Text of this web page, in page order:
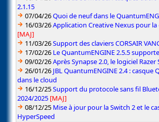
2.1.15
07/04/26Quoi de neuf dans le
16/03/26Application Creative Nexus pour
[MAJ]
11/03/26Support des claviers CORSAIR
17/02/26 Le QuantumENGINE 2.5.5
09/02/26Après Synapse 2.0, le logiciel
26/01/26 JBL QuantumENGINE 2.4 :
dans le cloud
16/12/25Support du protocole sans fil
2024/2025 [MAJ]
08/12/25 Mise à jour pour la Switch 2 et le
HyperSpeed